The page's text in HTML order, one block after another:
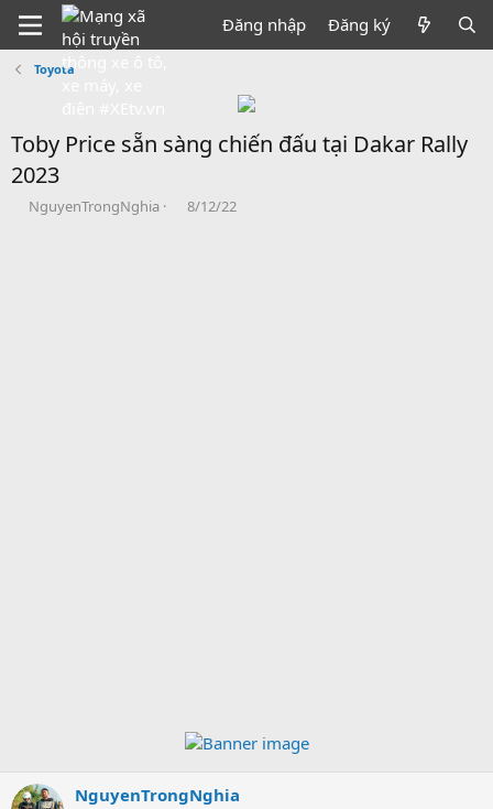
Đăng nhập Đăng ký
Toyota
Toby Price sẵn sàng chiến đấu tại Dakar Rally
2023
B
NguyenTrongNghia
N
8/12/22
NguyenTrongNghia